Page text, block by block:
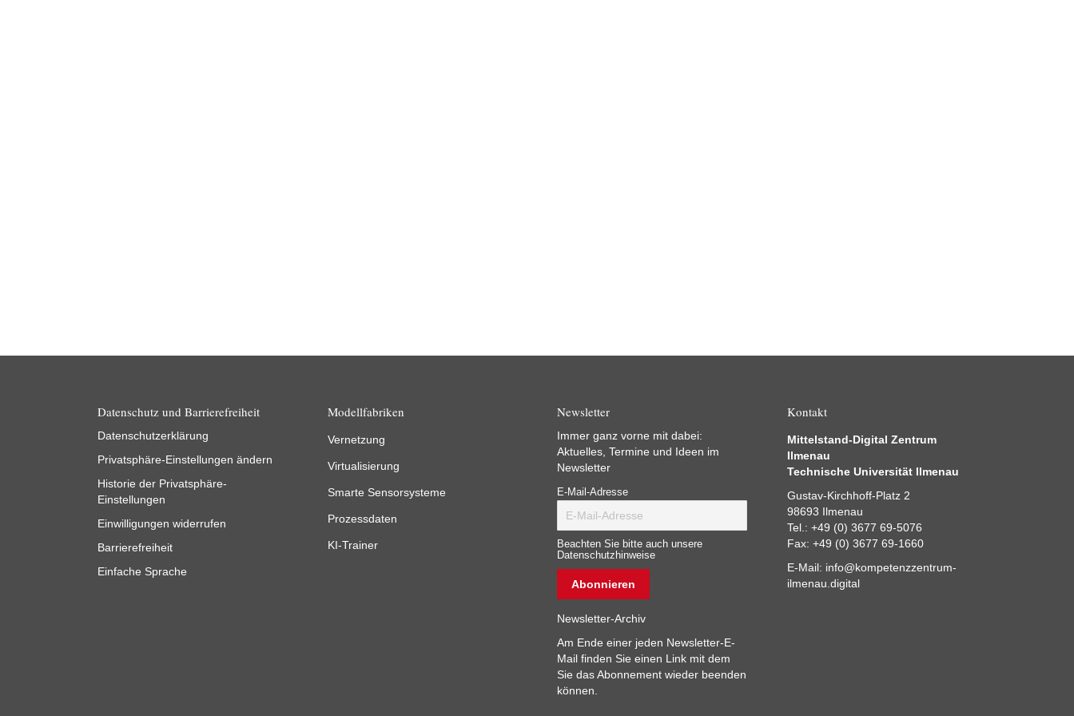
Datenschutz und Barrierefreiheit
Datenschutzerklärung
Privatsphäre-Einstellungen ändern
Historie der Privatsphäre-
Einstellungen
Einwilligungen widerrufen
Barrierefreiheit
Einfache Sprache
Modellfabriken
Vernetzung
Virtualisierung
Smarte Sensorsysteme
Prozessdaten
KI-Trainer
Newsletter
Immer ganz vorne mit dabei:
Aktuelles, Termine und Ideen im
Newsletter
E-Mail-Adresse
Beachten Sie bitte auch unsere
Datenschutzhinweise
Newsletter-Archiv
Am Ende einer jeden Newsletter-E-
Mail finden Sie einen Link mit dem
Sie das Abonnement wieder beenden
können.
Kontakt
Mittelstand-Digital Zentrum
Ilmenau
Technische Universität Ilmenau
Gustav-Kirchhoff-Platz 2
98693 Ilmenau
Tel.: +49 (0) 3677 69-5076
Fax: +49 (0) 3677 69-1660
E-Mail: info@kompetenzzentrum-
ilmenau.digital